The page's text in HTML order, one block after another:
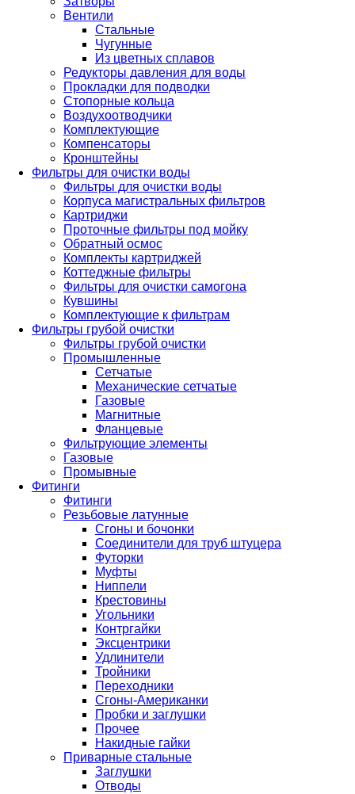
Вентили
Стальные
Чугунные
Из цветных сплавов
Редукторы давления для воды
Прокладки для подводки
Стопорные кольца
Воздухоотводчики
Комплектующие
Компенсаторы
Кронштейны
Фильтры для очистки воды
Фильтры для очистки воды
Корпуса магистральных фильтров
Картриджи
Проточные фильтры под мойку
Обратный осмос
Комплекты картриджей
Коттеджные фильтры
Фильтры для очистки самогона
Кувшины
Комплектующие к фильтрам
Фильтры грубой очистки
Фильтры грубой очистки
Промышленные
Сетчатые
Механические сетчатые
Газовые
Магнитные
Фланцевые
Фильтрующие элементы
Газовые
Промывные
Фитинги
Фитинги
Резьбовые латунные
Сгоны и бочонки
Соединители для труб штуцера
Футорки
Муфты
Ниппели
Крестовины
Угольники
Контргайки
Эксцентрики
Удлинители
Тройники
Переходники
Сгоны-Американки
Пробки и заглушки
Прочее
Накидные гайки
Приварные стальные
Заглушки
Отводы